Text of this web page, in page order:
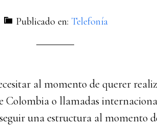
Publicado en: Telefonía
al momento de querer
Colombia o llamadas
una estructura al momento